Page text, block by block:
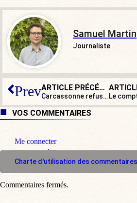
Samuel Martin
Journaliste
Prev ARTICLE PRÉCÉDENT
Carcassonne refuse de prêter des locaux pour le vote aux législatives algériennes
VOS COMMENTAIRES
Me connecter
M'inscrire à l'espace commentaire
Charte d'utilisation des commentaires
Commentaires fermés.